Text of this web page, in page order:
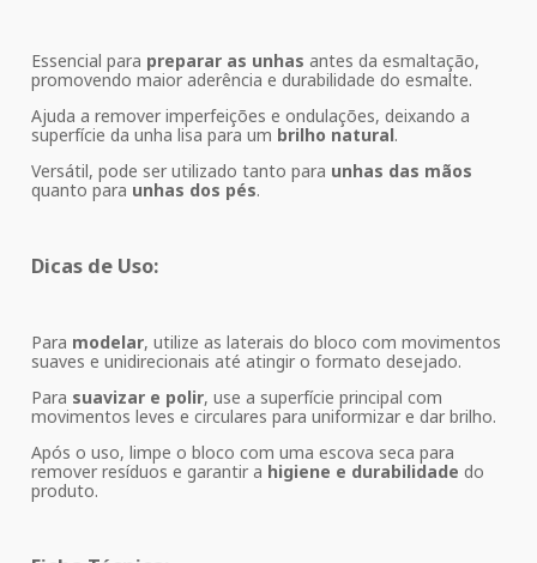
Essencial para preparar as unhas antes da esmaltação,
promovendo maior aderência e durabilidade do esmalte.
Ajuda a remover imperfeições e ondulações, deixando a
superfície da unha lisa para um brilho natural.
Versátil, pode ser utilizado tanto para unhas das mãos
quanto para unhas dos pés.
Dicas de Uso:
Para modelar, utilize as laterais do bloco com movimentos
suaves e unidirecionais até atingir o formato desejado.
Para suavizar e polir, use a superfície principal com
movimentos leves e circulares para uniformizar e dar brilho.
Após o uso, limpe o bloco com uma escova seca para
remover resíduos e garantir a higiene e durabilidade do
produto.